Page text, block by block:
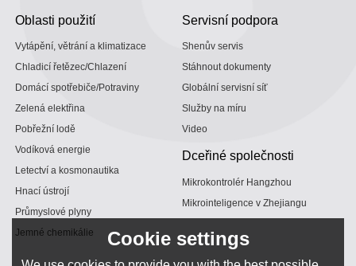
Oblasti použití
Vytápění, větrání a klimatizace
Chladicí řetězec/Chlazení
Domácí spotřebiče/Potraviny
Zelená elektřina
Pobřežní lodě
Vodíková energie
Letectví a kosmonautika
Hnací ústrojí
Průmyslové plyny
Jemné chemikálie
Servisní podpora
Shenův servis
Stáhnout dokumenty
Globální servisní síť
Služby na míru
Video
Dceřiné společnosti
Mikrokontrolér Hangzhou
Mikrointeligence v Zhejiangu
Cookie settings